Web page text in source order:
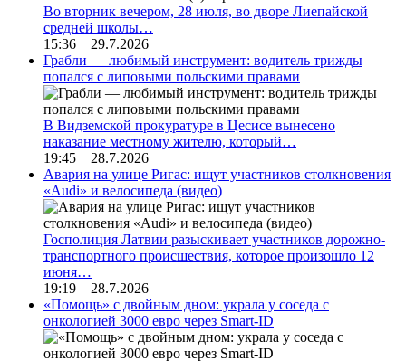
Во вторник вечером, 28 июля, во дворе Лиепайской
средней школы…
15:36 29.7.2026
Грабли — любимый инструмент: водитель трижды
попался с липовыми польскими правами
В Видземской прокуратуре в Цесисе вынесено
наказание местному жителю, который…
19:45 28.7.2026
Авария на улице Ригас: ищут участников столкновения
«Audi» и велосипеда (видео)
Госполиция Латвии разыскивает участников дорожно-
транспортного происшествия, которое произошло 12
июня…
19:19 28.7.2026
«Помощь» с двойным дном: украла у соседа с
онкологией 3000 евро через Smart-ID